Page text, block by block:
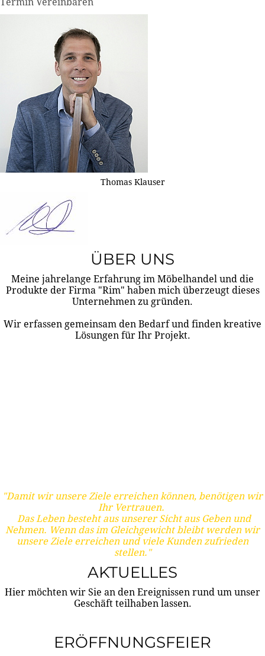
Thomas Klauser
ÜBER UNS
Meine jahrelange Erfahrung im Möbelhandel und die
Produkte der Firma "Rim" haben mich überzeugt dieses
Unternehmen zu gründen.
Wir erfassen gemeinsam den Bedarf und finden kreative
Lösungen für Ihr Projekt.
"Damit wir unsere Ziele erreichen können, benötigen wir
Ihr Vertrauen.
Das Leben besteht aus unserer Sicht aus Geben und
Nehmen. Wenn das im Gleichgewicht bleibt werden wir
unsere Ziele erreichen und viele Kunden zufrieden
stellen."
AKTUELLES
Hier möchten wir Sie an den Ereignissen rund um unser
Geschäft teilhaben lassen.
ERÖFFNUNGSFEIER